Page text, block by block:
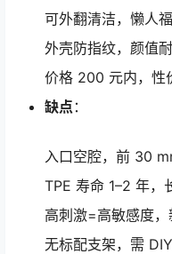
可外翻清洁，懒人福
外壳防指纹，颜值耐
价格 200 元内，性
缺点 ：
入口空腔，前 30
TPE 寿命 1–2 年，
高刺激=高敏感度，
无标配支架，需 DIY